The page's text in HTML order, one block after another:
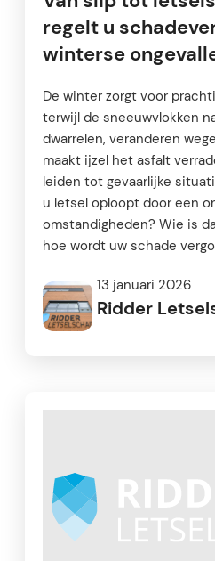
regelt u
winterse
De winter zorgt voor
terwijl de sneeuwvlokken
dwarrelen, veranderen
maakt ijzel het asfalt
leiden tot gevaarlijke
u letsel oploopt door een
omstandigheden? Wie is
hoe wordt uw schade
13 januari 2026
Ridder